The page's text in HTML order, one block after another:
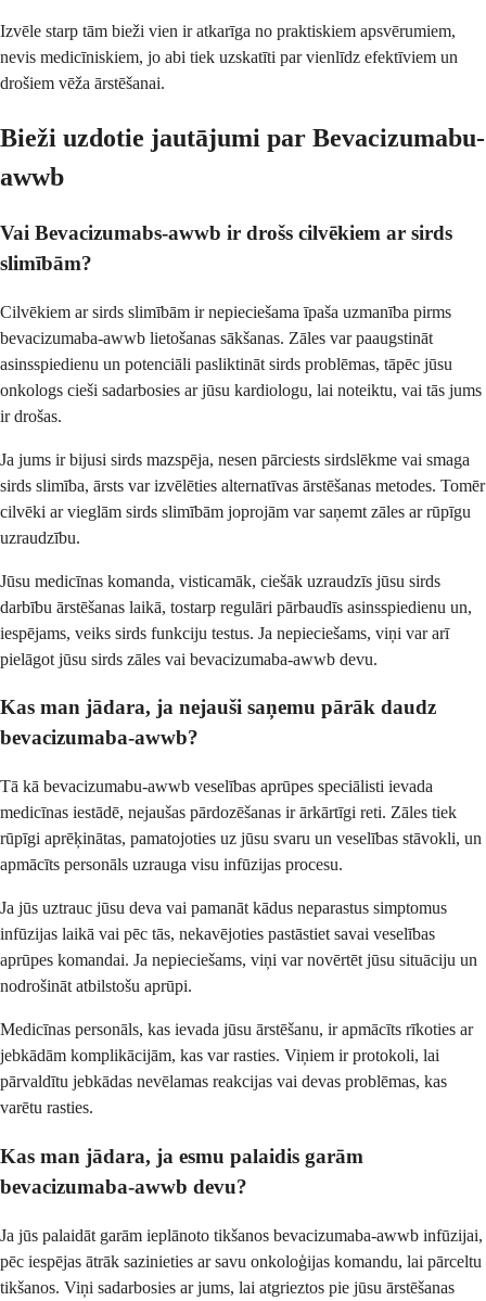
Izvēle starp tām bieži vien ir atkarīga no praktiskiem apsvērumiem,
nevis medicīniskiem, jo abi tiek uzskatīti par vienlīdz efektīviem un
drošiem vēža ārstēšanai.
Bieži uzdotie jautājumi par Bevacizumabu-
awwb
Vai Bevacizumabs-awwb ir drošs cilvēkiem ar sirds
slimībām?
Cilvēkiem ar sirds slimībām ir nepieciešama īpaša uzmanība pirms
bevacizumaba-awwb lietošanas sākšanas. Zāles var paaugstināt
asinsspiedienu un potenciāli pasliktināt sirds problēmas, tāpēc jūsu
onkologs cieši sadarbosies ar jūsu kardiologu, lai noteiktu, vai tās jums
ir drošas.
Ja jums ir bijusi sirds mazspēja, nesen pārciests sirdslēkme vai smaga
sirds slimība, ārsts var izvēlēties alternatīvas ārstēšanas metodes. Tomēr
cilvēki ar vieglām sirds slimībām joprojām var saņemt zāles ar rūpīgu
uzraudzību.
Jūsu medicīnas komanda, visticamāk, ciešāk uzraudzīs jūsu sirds
darbību ārstēšanas laikā, tostarp regulāri pārbaudīs asinsspiedienu un,
iespējams, veiks sirds funkciju testus. Ja nepieciešams, viņi var arī
pielāgot jūsu sirds zāles vai bevacizumaba-awwb devu.
Kas man jādara, ja nejauši saņemu pārāk daudz
bevacizumaba-awwb?
Tā kā bevacizumabu-awwb veselības aprūpes speciālisti ievada
medicīnas iestādē, nejaušas pārdozēšanas ir ārkārtīgi reti. Zāles tiek
rūpīgi aprēķinātas, pamatojoties uz jūsu svaru un veselības stāvokli, un
apmācīts personāls uzrauga visu infūzijas procesu.
Ja jūs uztrauc jūsu deva vai pamanāt kādus neparastus simptomus
infūzijas laikā vai pēc tās, nekavējoties pastāstiet savai veselības
aprūpes komandai. Ja nepieciešams, viņi var novērtēt jūsu situāciju un
nodrošināt atbilstošu aprūpi.
Medicīnas personāls, kas ievada jūsu ārstēšanu, ir apmācīts rīkoties ar
jebkādām komplikācijām, kas var rasties. Viņiem ir protokoli, lai
pārvaldītu jebkādas nevēlamas reakcijas vai devas problēmas, kas
varētu rasties.
Kas man jādara, ja esmu palaidis garām
bevacizumaba-awwb devu?
Ja jūs palaidāt garām ieplānoto tikšanos bevacizumaba-awwb infūzijai,
pēc iespējas ātrāk sazinieties ar savu onkoloģijas komandu, lai pārceltu
tikšanos. Viņi sadarbosies ar jums, lai atgrieztos pie jūsu ārstēšanas